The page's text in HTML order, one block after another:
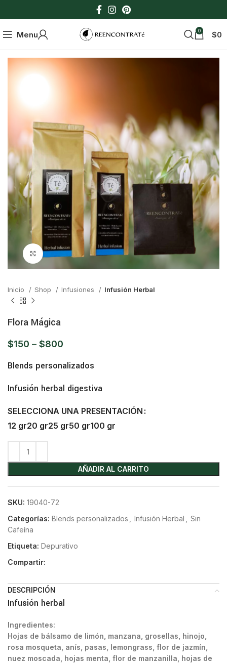
Menu 0 $0
Click para ampliar
Inicio Shop Infusiones Infusión Herbal
Flora Mágica
$150 – $800
Blends personalizados
Infusión herbal digestiva
SELECCIONA UNA PRESENTACIÓN
12 gr20 gr25 gr50 gr100 gr
AÑADIR AL CARRITO
SKU: 19040-72
Categorías: Blends personalizados Infusión Herbal
Sin
Cafeína
Etiqueta: Depurativo
Compartir:
DESCRIPCIÓN
Infusión herbal
Ingredientes:
Hojas de bálsamo de limón, manzana, grosellas, hinojo,
rosa mosqueta, anís, pasas, lemongrass, flor de jazmín,
nuez moscada, hojas menta, flor de manzanilla, hojas de